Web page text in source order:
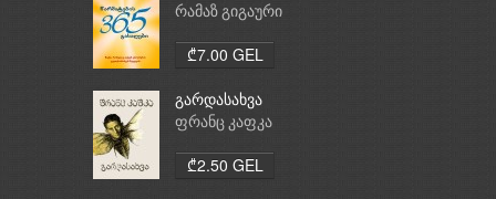
რამაზ გიგაური
₾7.00 GEL
გარდასახვა
ფრანც კაფკა
₾2.50 GEL